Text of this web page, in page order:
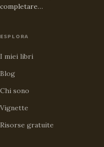
completare…
ESPLORA
I miei libri
Blog
Chi sono
Vignette
Risorse gratuite